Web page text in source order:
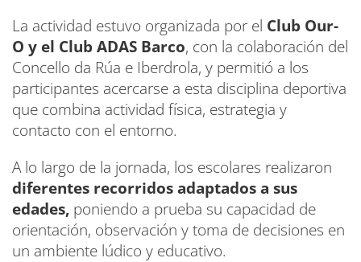
La actividad estuvo organizada por el Club Our-
O y el Club ADAS Barco, con la colaboración del
Concello da Rúa e Iberdrola, y permitió a los
participantes acercarse a esta disciplina deportiva
que combina actividad física, estrategia y
contacto con el entorno.
A lo largo de la jornada, los escolares realizaron
diferentes recorridos adaptados a sus
edades, poniendo a prueba su capacidad de
orientación, observación y toma de decisiones en
un ambiente lúdico y educativo.